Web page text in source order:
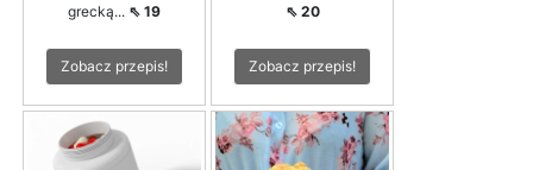
grecką... ⇖ 19
Zobacz przepis!
⇖ 20
Zobacz przepis!